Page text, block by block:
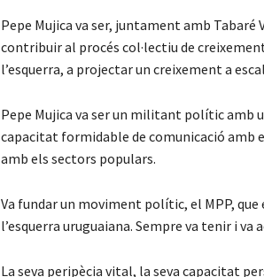
Pepe Mujica va ser, juntament amb Tabaré
contribuir al procés col·lectiu de
l’esquerra, a projectar un creixement a
Pepe Mujica va ser un militant polític amb
capacitat formidable de comunicació
amb els sectors populars.
Va fundar un moviment polític, el MPP,
l’esquerra uruguaiana. Sempre va tenir i
La seva peripècia vital, la seva capacitat